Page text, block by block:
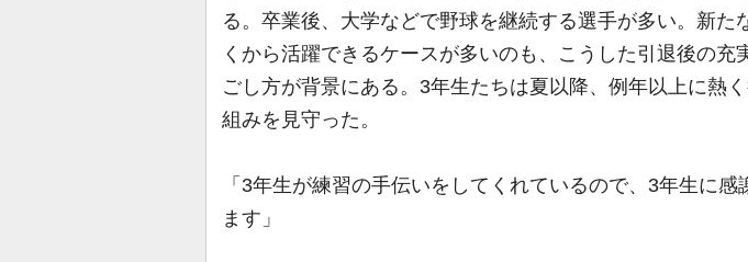
る。卒業後、大学などで野球を継続する選手が多い。新た
くから活躍できるケースが多いのも、こうした引退後の充
ごし方が背景にある。3年生たちは夏以降、例年以上に熱
組みを見守った。
「3年生が練習の手伝いをしてくれているので、3年生に感
ます」